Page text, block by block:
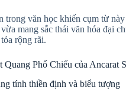
trong văn học khiến cụm từ
mang sắc thái văn hóa đại
rộng rãi.
Quang Phổ Chiếu của Ancarat
tính thiền định và biểu tượng